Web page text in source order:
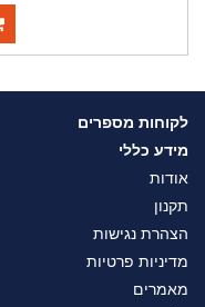
לקוחות מספרים
מידע כללי
אודות
תקנון
הצהרת נגישות
מדיניות פרטיות
מאמרים